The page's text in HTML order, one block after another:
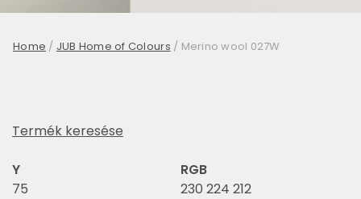
Home / JUB Home of Colours / Merino wool 027W
Termék keresése
Y
75
RGB
230 224 212